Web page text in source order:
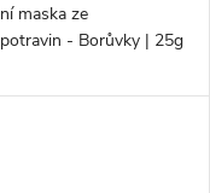
maska ze
- Borůvky | 25g